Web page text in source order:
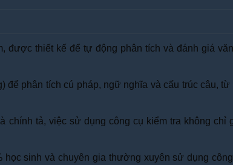
được thiết kế để tự động phân tích và đánh giá
phân tích cú pháp, ngữ nghĩa và cấu trúc câu,
tả, việc sử dụng công cụ kiểm tra không chỉ
sinh và chuyên gia thường xuyên sử dụng